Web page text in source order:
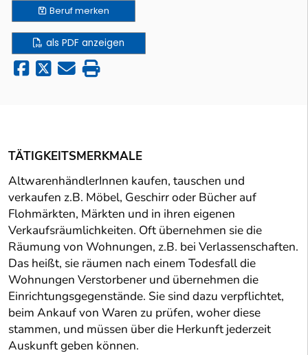
Berufmerken
als PDF anzeigen
TÄTIGKEITSMERKMALE
AltwarenhändlerInnen kaufen, tauschen und
verkaufen z.B. Möbel, Geschirr oder Bücher auf
Flohmärkten, Märkten und in ihren eigenen
Verkaufsräumlichkeiten. Oft übernehmen sie die
Räumung von Wohnungen, z.B. bei Verlassenschaften.
Das heißt, sie räumen nach einem Todesfall die
Wohnungen Verstorbener und übernehmen die
Einrichtungsgegenstände. Sie sind dazu verpflichtet,
beim Ankauf von Waren zu prüfen, woher diese
stammen, und müssen über die Herkunft jederzeit
Auskunft geben können.